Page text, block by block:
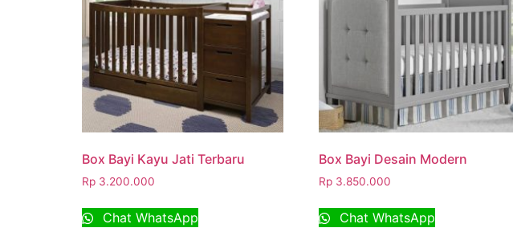
Box Bayi Kayu Jati Terbaru
Rp 3.200.000
Chat WhatsApp
Box Bayi Desain Modern
Rp3.850.000
Chat WhatsApp